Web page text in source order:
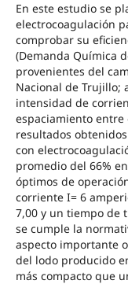
En este estudio se
electrocoagulación
comprobar su
(Demanda Química
provenientes del
Nacional de Trujillo;
intensidad de
espaciamiento entre
resultados
con
promedio del 66%
óptimos de
corriente I= 6
7,00 y un tiempo de
se cumple la
aspecto importante
del lodo producido
más compacto que